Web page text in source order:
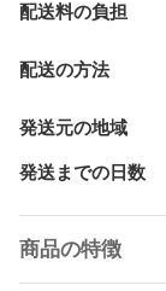
配送料の負担
配送の方法
発送元の地域
発送までの日数
商品の特徴